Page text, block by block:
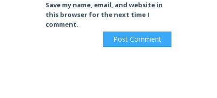
Save my name, email, and website in
this browser for the next time I
comment.